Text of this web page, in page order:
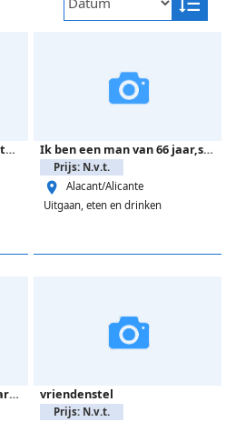
Karaktervol viersterrenhotel in rustige omgeving. Ik ben een man van 66 jaar,single en overwinter in Benidorm.
Prijs: N.v.t.
Alacant/Alicante
Uitgaan, eten en drinken
Raymond Ceulenmans biljartkeu, merk Longoni. vriendenstel
Prijs: N.v.t.